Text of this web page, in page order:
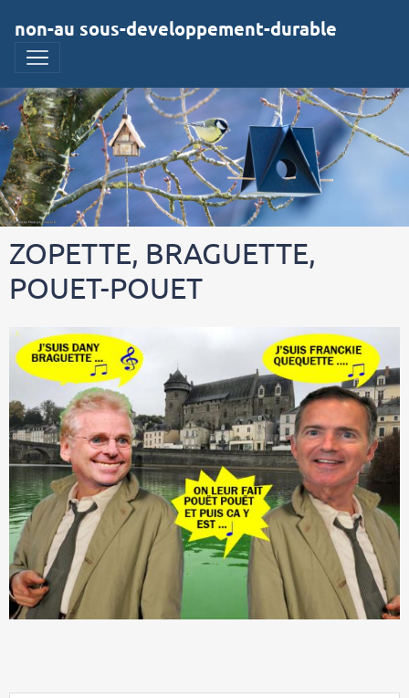
non-au sous-developpement-durable
ZOPETTE, BRAGUETTE,
POUET-POUET